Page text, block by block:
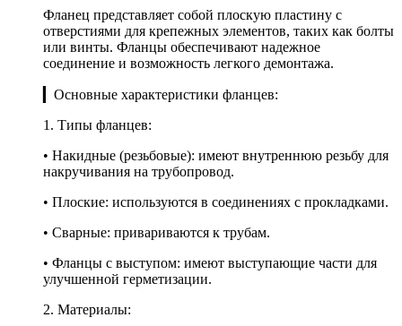
Фланец представляет собой плоскую пластину с
отверстиями для крепежных элементов, таких как болты
или винты. Фланцы обеспечивают надежное
соединение и возможность легкого демонтажа.
▎Основные характеристики фланцев:
1. Типы фланцев:
• Накидные (резьбовые): имеют внутреннюю резьбу для
накручивания на трубопровод.
• Плоские: используются в соединениях с прокладками.
• Сварные: привариваются к трубам.
• Фланцы с выступом: имеют выступающие части для
улучшенной герметизации.
2. Материалы: